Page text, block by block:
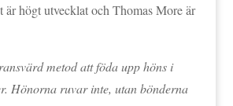
är högt utvecklat och Thomas More är
metod att föda upp höns i
Hönorna ruvar inte, utan bönderna